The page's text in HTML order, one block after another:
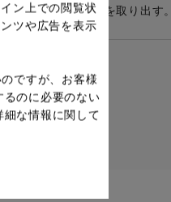
スをはずしてパンを取り出す。
ン上での閲覧状
ツや広告を表示
ですが、お客様
のに必要のない
な情報に関して